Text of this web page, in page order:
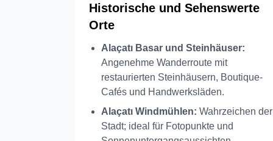
Historische und Sehenswerte
Orte
Alaçatı Basar und Steinhäuser:
Angenehme Wanderroute mit
restaurierten Steinhäusern, Boutique-
Cafés und Handwerksläden.
Alaçatı Windmühlen: Wahrzeichen der
Stadt; ideal für Fotopunkte und